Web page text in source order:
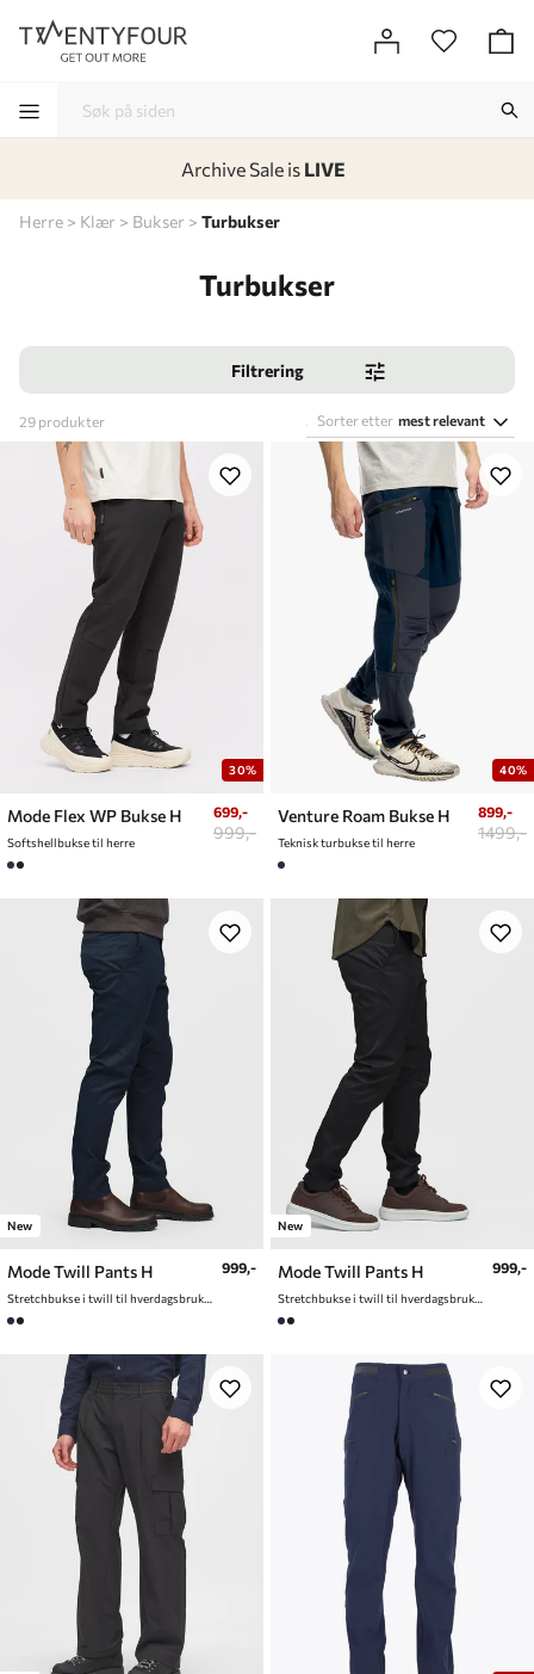
Herre Klær Bukser Turbukser
Turbukser
Filtrering
29 produkter Sorter etter mest relevant
30%
Mode Flex WP Bukse H
Softshellbukse til herre
699,-
999,-
40%
Venture Roam Bukse H
Teknisk turbukse til herre
899,-
1499,-
New
Mode Twill Pants H
Stretchbukse i twill til hverdagsbruk og fritid
999,-
New
Mode Twill Pants H
Stretchbukse i twill til hverdagsbruk og fritid
999,-
Archive Sale is LIVE
-
-
-
-